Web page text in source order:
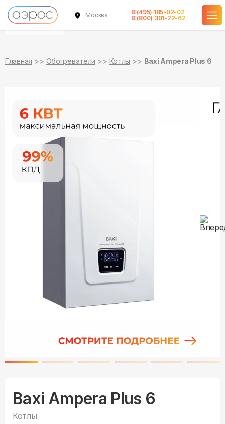
Москва
8 (495) 185-02-02
8 (800) 301-22-62
Главная Обогреватели Котлы Baxi Ampera Plus 6
Baxi Ampera Plus 6
Котлы
уточняйте
о наличии
уточняйте
о наличии